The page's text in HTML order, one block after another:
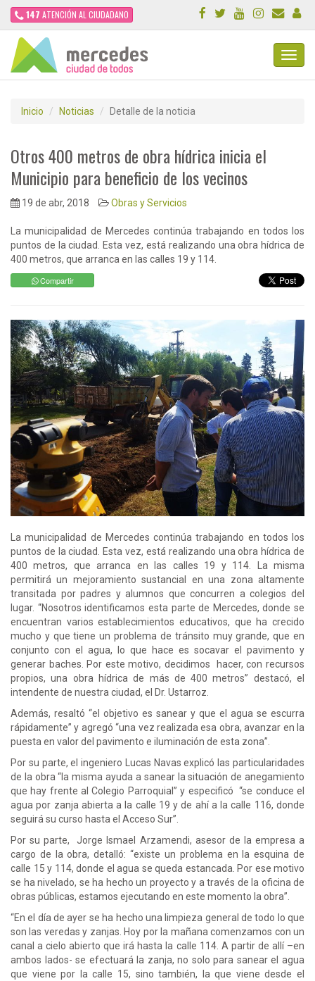
147 ATENCIÓN AL CIUDADANO
Inicio Noticias Detalle de la noticia
Otros 400 metros de obra hídrica inicia el
Municipio para beneficio de los vecinos
19 de abr, 2018 Obras y Servicios
La municipalidad de Mercedes continúa trabajando en todos los
puntos de la ciudad. Esta vez, está realizando una obra hídrica de
400 metros, que arranca en las calles 19 y 114.
Compartir
La municipalidad de Mercedes continúa trabajando en todos los
puntos de la ciudad. Esta vez, está realizando una obra hídrica de
400 metros, que arranca en las calles 19 y 114. La misma
permitirá un mejoramiento sustancial en una zona altamente
transitada por padres y alumnos que concurren a colegios del
lugar. “Nosotros identificamos esta parte de Mercedes, donde se
encuentran varios establecimientos educativos, que ha crecido
mucho y que tiene un problema de tránsito muy grande, que en
conjunto con el agua, lo que hace es socavar el pavimento y
generar baches. Por este motivo, decidimos hacer, con recursos
propios, una obra hídrica de más de 400 metros” destacó, el
intendente de nuestra ciudad, el Dr. Ustarroz.
Además, resaltó “el objetivo es sanear y que el agua se escurra
rápidamente” y agregó “una vez realizada esa obra, avanzar en la
puesta en valor del pavimento e iluminación de esta zona”.
Por su parte, el ingeniero Lucas Navas explicó las particularidades
de la obra “la misma ayuda a sanear la situación de anegamiento
que hay frente al Colegio Parroquial” y especificó “se conduce el
agua por zanja abierta a la calle 19 y de ahí a la calle 116, donde
seguirá su curso hasta el Acceso Sur”.
Por su parte, Jorge Ismael Arzamendi, asesor de la empresa a
cargo de la obra, detalló: “existe un problema en la esquina de
calle 15 y 114, donde el agua se queda estancada. Por ese motivo
se ha nivelado, se ha hecho un proyecto y a través de la oficina de
obras públicas, estamos ejecutando en este momento la obra”.
“En el día de ayer se ha hecho una limpieza general de todo lo que
son las veredas y zanjas. Hoy por la mañana comenzamos con un
canal a cielo abierto que irá hasta la calle 114. A partir de allí –en
ambos lados- se efectuará la zanja, no solo para sanear el agua
que viene por la calle 15, sino también, la que viene desde el